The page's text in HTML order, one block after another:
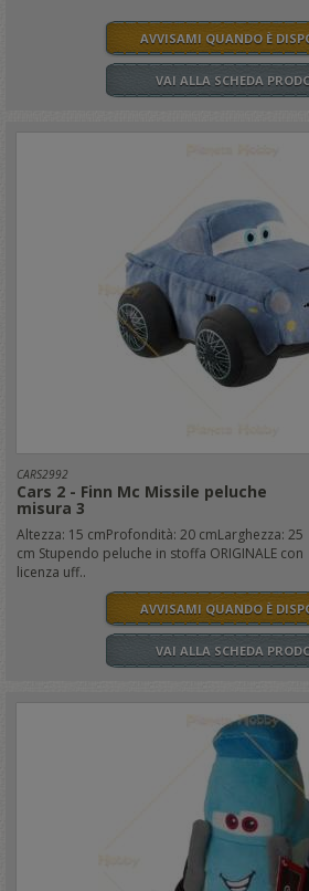
AVVISAMI QUANDO È
VAI ALLA SCHEDA
CARS2992
Cars 2 - Finn Mc Missile peluche
misura 3
Altezza: 15 cmProfondità: 20 cmLarghezza: 25
cm Stupendo peluche in stoffa ORIGINALE con
licenza uff..
AVVISAMI QUANDO È
VAI ALLA SCHEDA